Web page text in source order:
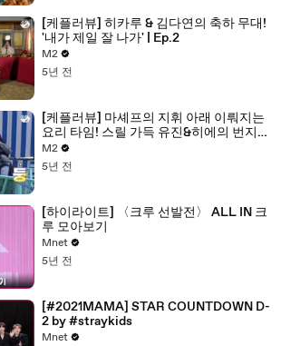
[케플러뷰] 히카루 & 김다연의 축하 무대!
'내가 제일 잘 나가' | Ep.2
M2
5년 전
[케플러뷰] 마셰프의 지휘 아래 이뤄지는
요리 타임! 스릴 가득 유진&히에의 번지
도전의 결과는? | Ep.2
M2
5년 전
[하이라이트] 〈크루 선발전〉 ALL IN 크
루 모아보기
Mnet
5년 전
[#2021MAMA] STAR COUNTDOWN D-
2 by #straykids
Mnet